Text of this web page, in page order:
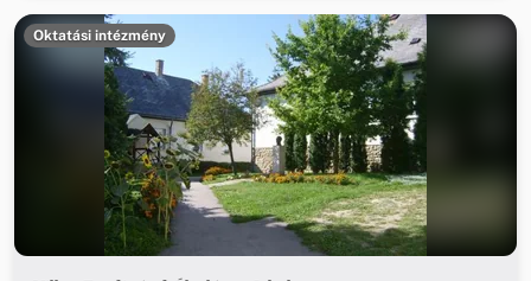
Oktatási intézmény